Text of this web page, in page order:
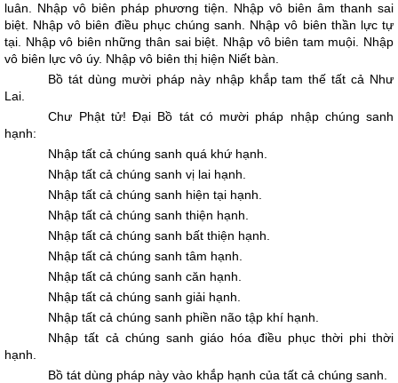
luân. Nhập vô biên pháp phương tiện. Nhập vô biên âm thanh sai
biệt. Nhập vô biên điều phục chúng sanh. Nhập vô biên thần lực tự
tại. Nhập vô biên những thân sai biệt. Nhập vô biên tam muội. Nhập
vô biên lực vô úy. Nhập vô biên thị hiện Niết bàn.
Bồ tát dùng mười pháp này nhập khắp tam thế tất cả Như
Lai.
Chư Phật tử! Ðại Bồ tát có mười pháp nhập chúng sanh
hạnh:
Nhập tất cả chúng sanh quá khứ hạnh.
Nhập tất cả chúng sanh vị lai hạnh.
Nhập tất cả chúng sanh hiện tại hạnh.
Nhập tất cả chúng sanh thiện hạnh.
Nhập tất cả chúng sanh bất thiện hạnh.
Nhập tất cả chúng sanh tâm hạnh.
Nhập tất cả chúng sanh căn hạnh.
Nhập tất cả chúng sanh giải hạnh.
Nhập tất cả chúng sanh phiền não tập khí hạnh.
Nhập tất cả chúng sanh giáo hóa điều phục thời phi thời
hạnh.
Bồ tát dùng pháp này vào khắp hạnh của tất cả chúng sanh.